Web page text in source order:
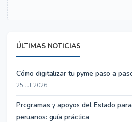
ÚLTIMAS NOTICIAS
Cómo digitalizar tu pyme paso a
25 Jul 2026
Programas y apoyos del Estado
peruanos: guía práctica